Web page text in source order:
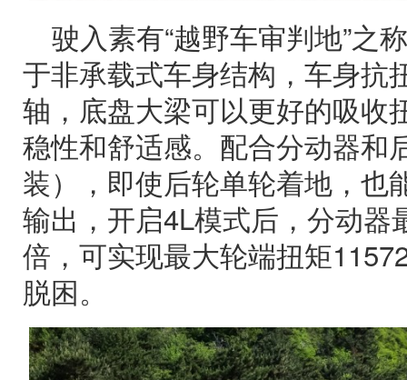
驶入素有“越野车审判地”之
于非承载式车身结构，车身抗
轴，底盘大梁可以更好的吸收
稳性和舒适感。配合分动器和
装），即使后轮单轮着地，也
输出，开启4L模式后，分动器
倍，可实现最大轮端扭矩
脱困。